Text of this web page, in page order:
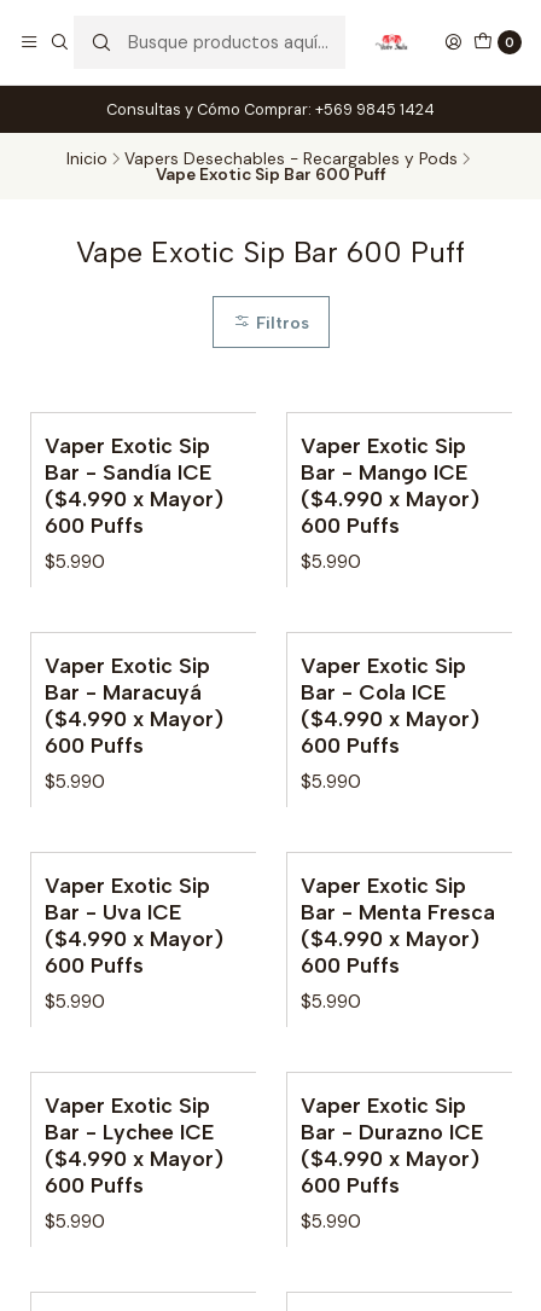
0
Consultas y Cómo Comprar: +569 9845 1424
Inicio Vapers Desechables - Recargables y Pods
Vape Exotic Sip Bar 600 Puff
Vape Exotic Sip Bar 600 Puff
Filtros
Vaper Exotic Sip
Bar - Sandía ICE
($4.990 x Mayor)
600 Puffs
$5.990
Vaper Exotic Sip
Bar - Mango ICE
($4.990 x Mayor)
600 Puffs
$5.990
Vaper Exotic Sip
Bar - Maracuyá
($4.990 x Mayor)
600 Puffs
$5.990
No disponible
Vaper Exotic Sip
Bar - Cola ICE
($4.990 x Mayor)
600 Puffs
$5.990
Vaper Exotic Sip
Bar - Uva ICE
($4.990 x Mayor)
600 Puffs
$5.990
No disponible
Vaper Exotic Sip
Bar - Menta Fresca
($4.990 x Mayor)
600 Puffs
$5.990
Vaper Exotic Sip
Bar - Lychee ICE
($4.990 x Mayor)
600 Puffs
$5.990
Vaper Exotic Sip
Bar - Durazno ICE
($4.990 x Mayor)
600 Puffs
$5.990